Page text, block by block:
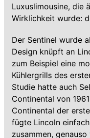
Luxuslimousine, die
Wirklichkeit wurde:
Der Sentinel wurde
Design knüpft an
zum Beispiel eine
Kühlergrills des
Studie hatte auch
Continental von
Continental der
fügte Lincoln
zusammen,